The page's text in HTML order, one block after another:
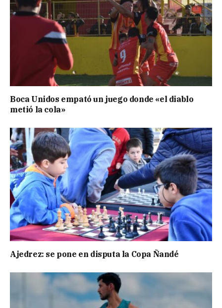
Boca Unidos empató un juego donde «el diablo
metió la cola»
Ajedrez: se pone en disputa la Copa Ñandé